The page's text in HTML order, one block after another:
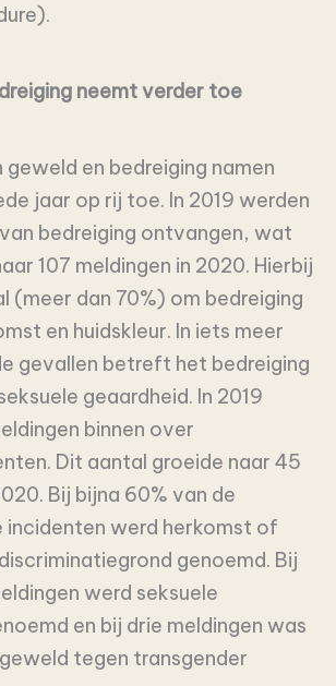
neemt verder toe
geweld en bedreiging namen
jaar op rij toe. In 2019 werden
bedreiging ontvangen, wat
107 meldingen in 2020. Hierbij
(meer dan 70%) om bedreiging
en huidskleur. In iets meer
gevallen betreft het bedreiging
geaardheid. In 2019
binnen over
Dit aantal groeide naar 45
Bij bijna 60% van de
incidenten werd herkomst of
genoemd. Bij
werd seksuele
en bij drie meldingen was
tegen transgender